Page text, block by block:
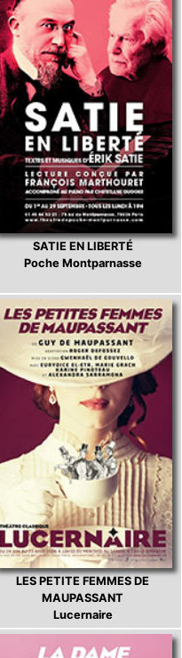
SATIE EN LIBERTÉ
Poche Montparnasse
LES PETITE FEMMES DE
MAUPASSANT
Lucernaire